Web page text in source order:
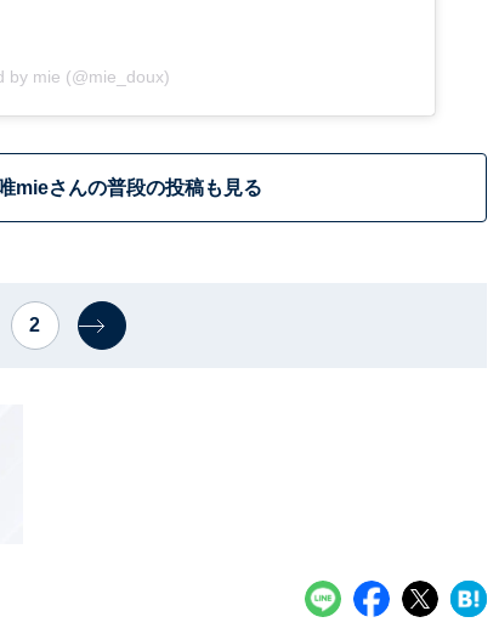
by mie (@mie_doux)
mieさんの普段の投稿も見る
2